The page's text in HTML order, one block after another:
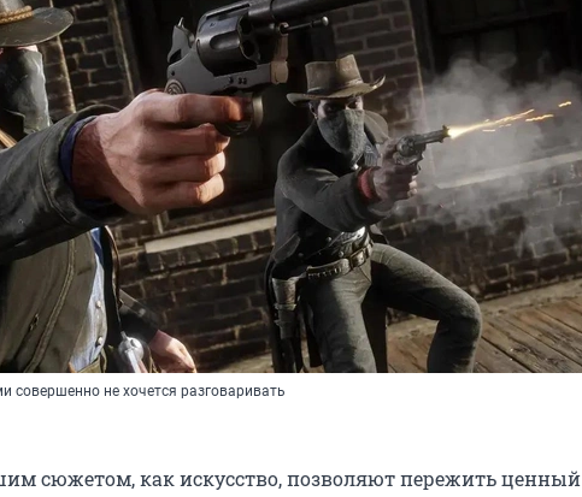
совершенно не хочется разговаривать
сюжетом, как искусство, позволяют пережить ценный